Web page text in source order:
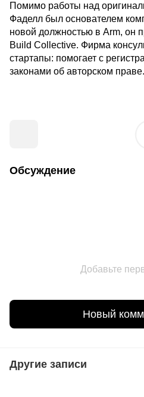
Помимо работы над
Фаделл был основателем
новой должностью в Arm, он
Build Collective. Фирма
стартапы: помогает с
законами об авторском праве.
Обсуждение
Добавьте
Новый
Другие записи